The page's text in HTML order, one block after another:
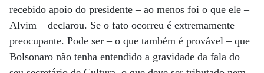
recebido apoio do presidente – ao menos foi o que ele –
Alvim – declarou. Se o fato ocorreu é extremamente
preocupante. Pode ser – o que também é provável – que
Bolsonaro não tenha entendido a gravidade da fala do